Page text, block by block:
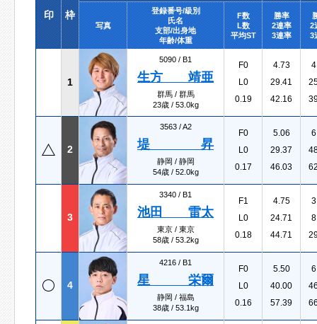
印 枠
写真
登録番号/級別
氏名
支部/出身地
年齢/体重
F数
L数
平均ST
勝率
2連率
3連率
2
3
1
5090 / B1
生方 靖亜
群馬 / 群馬
23歳 / 53.0kg
F0
L0
0.19
4.73
29.41
42.16
2
3563 /A2
堤 昇
静岡 / 静岡
54歳 / 52.0kg
F0
L0
0.17
5.06
29.37
46.03
3
3340 / B1
池田 雷太
東京 / 東京
58歳 / 53.2kg
F1
L0
0.18
4.75
24.71
44.71
4
4216 / B1
星 栄爾
静岡 / 福島
38歳 / 53.1kg
F0
L0
0.16
5.50
40.00
57.39